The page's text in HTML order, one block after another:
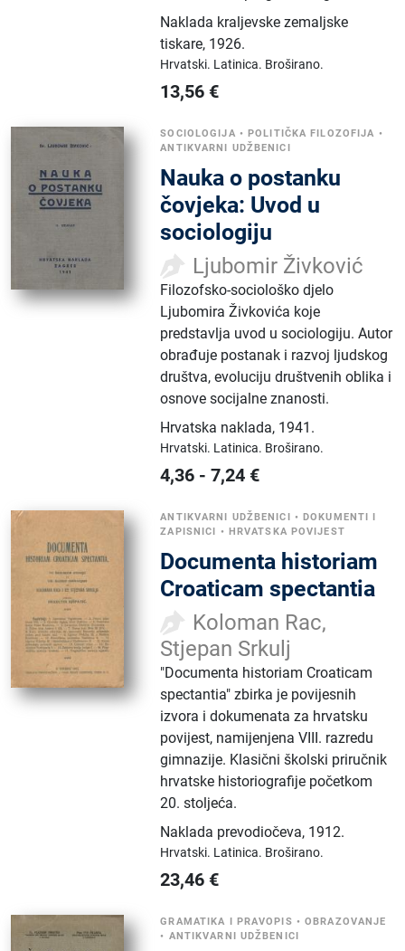
Naklada kraljevske zemaljske
tiskare, 1926.
Hrvatski. Latinica. Broširano.
13,56 €
SOCIOLOGIJA •POLITIČKA FILOZOFIJA •
ANTIKVARNI UDŽBENICI
Nauka o postanku
čovjeka: Uvod u
sociologiju
Ljubomir Živković
Filozofsko-sociološko djelo
Ljubomira Živkovića koje
predstavlja uvod u sociologiju. Autor
obrađuje postanak i razvoj ljudskog
društva, evoluciju društvenih oblika i
osnove socijalne znanosti.
Hrvatska naklada, 1941.
Hrvatski. Latinica. Broširano.
4,36 -7,24 €
ANTIKVARNI UDŽBENICI •DOKUMENTI I
ZAPISNICI • HRVATSKA POVIJEST
Documenta historiam
Croaticam spectantia
Koloman Rac,
Stjepan Srkulj
"Documenta historiam Croaticam
spectantia" zbirka je povijesnih
izvora i dokumenata za hrvatsku
povijest, namijenjena VIII. razredu
gimnazije. Klasični školski priručnik
hrvatske historiografije početkom
20. stoljeća.
Naklada prevodiočeva, 1912.
Hrvatski. Latinica. Broširano.
23,46 €
GRAMATIKA I PRAVOPIS •OBRAZOVANJE
• ANTIKVARNI UDŽBENICI